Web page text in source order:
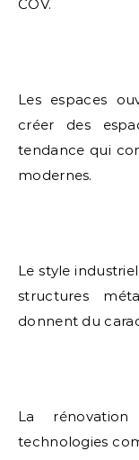
COV.
Les espaces
créer des
tendance qui
modernes.
Le style
structures
donnent du
La
technologies